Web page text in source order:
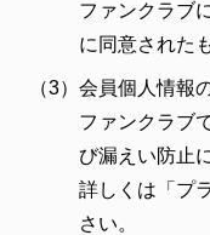
ファンクラブ
に同意された
（3） 会員個人情報
ファンクラブ
び漏えい防止
詳しくは「プ
さい。